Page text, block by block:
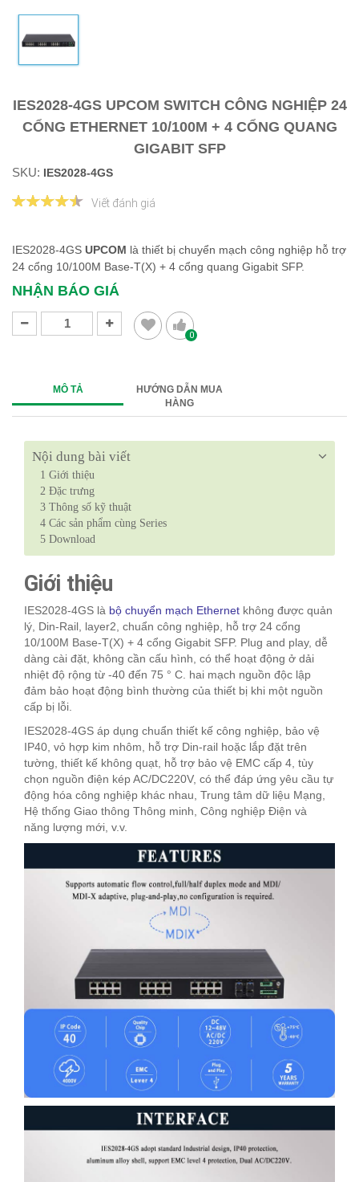
IES2028-4GS UPCOM SWITCH CÔNG NGHIỆP 24
CỔNG ETHERNET 10/100M + 4 CỔNG QUANG
GIGABIT SFP
SKU: IES2028-4GS
Viết đánh giá
IES2028-4GS ​​​​​​​UPCOM là thiết bị chuyển mạch công nghiệp hỗ trợ
24 cổng 10/100M Base-T(X) + 4 cổng quang Gigabit SFP.
NHẬN BÁO GIÁ
0
MÔ TẢ
HƯỚNG DẪN MUA
HÀNG
Nội dung bài viết
1 Giới thiệu
2 Đặc trưng
3 Thông số kỹ thuật
4 Các sản phẩm cùng Series
5 Download
Giới thiệu
IES2028-4GS là bộ chuyển mạch Ethernet không được quản
lý, Din-Rail, layer2, chuẩn công nghiệp, hỗ trợ 24 cổng
10/100M Base-T(X) + 4 cổng Gigabit SFP. Plug and play, dễ
dàng cài đặt, không cần cấu hình, có thể hoạt động ở dải
nhiệt độ rộng từ -40 đến 75 ° C. hai mạch nguồn độc lập
đảm bảo hoạt động bình thường của thiết bị khi một nguồn
cấp bị lỗi.
IES2028-4GS áp dụng chuẩn thiết kế công nghiệp, bảo vệ
IP40, vỏ hợp kim nhôm, hỗ trợ Din-rail hoặc lắp đặt trên
tường, thiết kế không quạt, hỗ trợ bảo vệ EMC cấp 4, tùy
chọn nguồn điện kép AC/DC220V, có thể đáp ứng yêu cầu tự
động hóa công nghiệp khác nhau, Trung tâm dữ liệu Mạng,
Hệ thống Giao thông Thông minh, Công nghiệp Điện và
năng lượng mới, v.v.